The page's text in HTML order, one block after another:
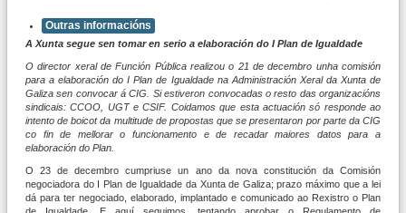
Outras informacións
A Xunta segue sen tomar en serio a elaboración do I Plan de Igualdade
O director xeral de Función Pública realizou o 21 de decembro unha comisión
para a elaboración do I Plan de Igualdade na Administración Xeral da Xunta de
Galiza sen convocar á CIG. Si estiveron convocadas o resto das organizacións
sindicais: CCOO, UGT e CSIF. Coidamos que esta actuación só responde ao
intento de boicot da multitude de propostas que se presentaron por parte da CIG
co fin de mellorar o funcionamento e de recadar maiores datos para a
elaboración do Plan.
O 23 de decembro cumpriuse un ano da nova constitución da Comisión
negociadora do I Plan de Igualdade da Xunta de Galiza; prazo máximo que a lei
dá para ter negociado, elaborado, implantado e comunicado ao Rexistro o Plan